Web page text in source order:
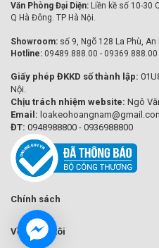
Văn Phòng Đại Diện: Liền kề số 10-30
Q Hà Đông. TP Hà Nội.
Showroom: số 9, Ngõ 128 La Phù, An
Hotline: 09489.888.00 - 09369.888.00
Giấy phép ĐKKD số thành lập:
Nội.
Chịu trách nhiệm website: Ngô
Email:
ĐT: 0948988800 - 0936988800
Chính sách
Về chúng tôi